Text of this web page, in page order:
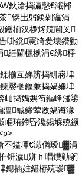
鈥滄捣瀛愨€濈郴
锛岀躬鍒剁灜涓
钁椾汉椤炵殑閫叉
啩鎲憲绮夎壊鐨勭
紝閫欐槸涓€绋棦
椾互娣辨捣钘嶈垏
嬮棞鏂兼捣娲嬭垏
屾捣娲嬩笉鏂峰湴鍙
澶絾鍗荤敓娲诲湪
嶇珛鍗昏瀺鍚堢殑鐝
不鎰堚€濈偤瑷▓涓
钘濊姘ｈ唱鐨勭躬
鎴插妵鍖栫殑瑷▓